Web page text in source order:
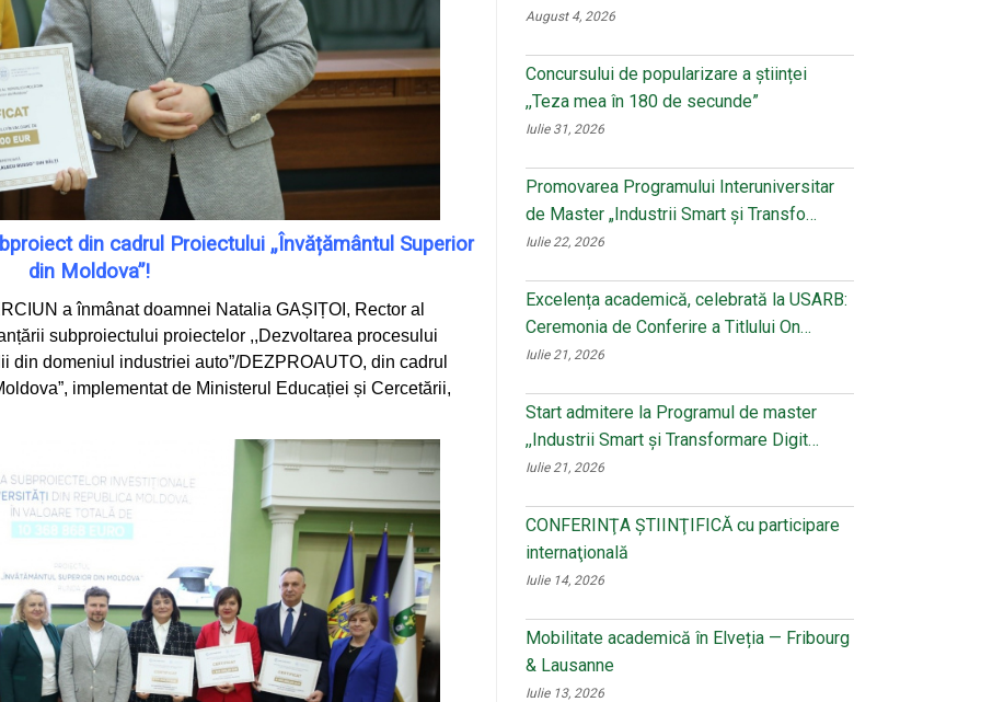
din cadrul Proiectului „Învățământul Superior
din Moldova”!
a înmânat doamnei Natalia GAȘIȚOI, Rector al
subproiectului proiectelor ,,Dezvoltarea procesului
din domeniul industriei auto”/DEZPROAUTO, din cadrul
implementat de Ministerul Educației și Cercetării,
August 4, 2026
Concursului de popularizare a științei
,,Teza mea în 180 de secunde”
Iulie 31, 2026
Promovarea Programului Interuniversitar
de Master „Industrii Smart și Transfo…
Iulie 22, 2026
Excelența academică, celebrată la USARB:
Ceremonia de Conferire a Titlului On…
Iulie 21, 2026
Start admitere la Programul de master
,,Industrii Smart și Transformare Digit…
Iulie 21, 2026
CONFERINŢA ŞTIINŢIFICĂ cu participare
internaţională
Iulie 14, 2026
Mobilitate academică în Elveția — Fribourg
& Lausanne
Iulie 13, 2026